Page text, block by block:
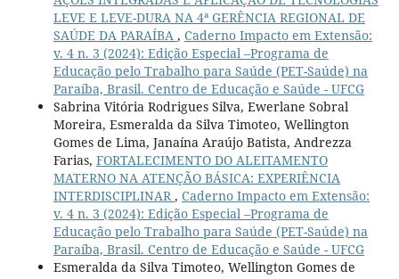
LEVE E LEVE-DURA NA 4ª GERÊNCIA REGIONAL DE
SAÚDE DA PARAÍBA , Caderno Impacto em Extensão:
v. 4 n. 3 (2024): Edição Especial –Programa de
Educação pelo Trabalho para Saúde (PET-Saúde) na
Paraíba, Brasil. Centro de Educação e Saúde - UFCG
Sabrina Vitória Rodrigues Silva, Ewerlane Sobral
Moreira, Esmeralda da Silva Timoteo, Wellington
Gomes de Lima, Janaína Araújo Batista, Andrezza
Farias, FORTALECIMENTO DO ALEITAMENTO
MATERNO NA ATENÇÃO BÁSICA: EXPERIÊNCIA
INTERDISCIPLINAR, Caderno Impacto em Extensão:
v. 4 n. 3 (2024): Edição Especial –Programa de
Educação pelo Trabalho para Saúde (PET-Saúde) na
Paraíba, Brasil. Centro de Educação e Saúde - UFCG
Esmeralda da Silva Timoteo, Wellington Gomes de